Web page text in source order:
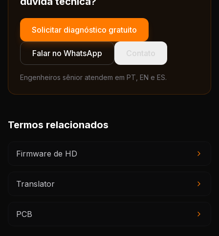
Solicitar diagnóstico gratuito
Falar no WhatsApp Contato
Engenheiros sênior atendem em PT, EN e ES.
Termos relacionados
Firmware de HD
Translator
PCB